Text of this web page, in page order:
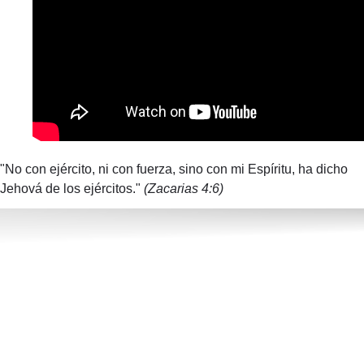
"No con ejército, ni con fuerza, sino con mi Espíritu, ha dicho
Jehová de los ejércitos." (Zacarias 4:6)